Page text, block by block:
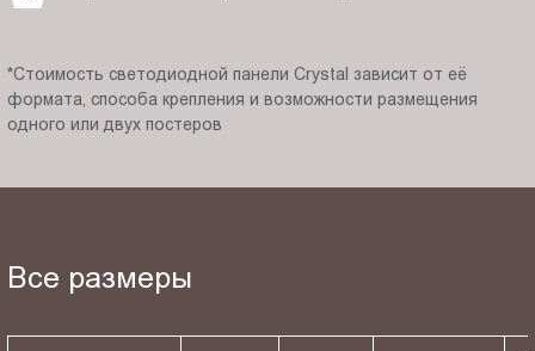
*Стоимость светодиодной панели Crystal зависит от её
формата, способа крепления и возможности размещения
одного или двух постеров
Все размеры